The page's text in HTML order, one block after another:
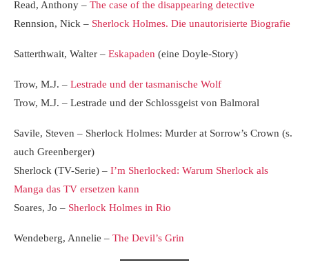
Read, Anthony – The case of the disappearing detective
Rennsion, Nick – Sherlock Holmes. Die unautorisierte Biografie
Satterthwait, Walter – Eskapaden (eine Doyle-Story)
Trow, M.J. – Lestrade und der tasmanische Wolf
Trow, M.J. – Lestrade und der Schlossgeist von Balmoral
Savile, Steven – Sherlock Holmes: Murder at Sorrow’s Crown (s.
auch Greenberger)
Sherlock (TV-Serie) – I’m Sherlocked: Warum Sherlock als
Manga das TV ersetzen kann
Soares, Jo – Sherlock Holmes in Rio
Wendeberg, Annelie – The Devil’s Grin